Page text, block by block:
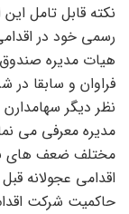
نکته قابل تامل
رسمی خود در
هیات مدیره
فراوان و سابقا در
نظر دیگر
مدیره معرفی می
مختلف ضعف های
اقدامی عجولانه
حاکمیت شرکت